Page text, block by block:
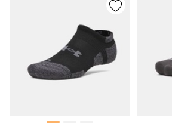
En az 8 karakter
En az 1 özel karakter
Aşağıdakileri okudum ve kabul ediyorum: